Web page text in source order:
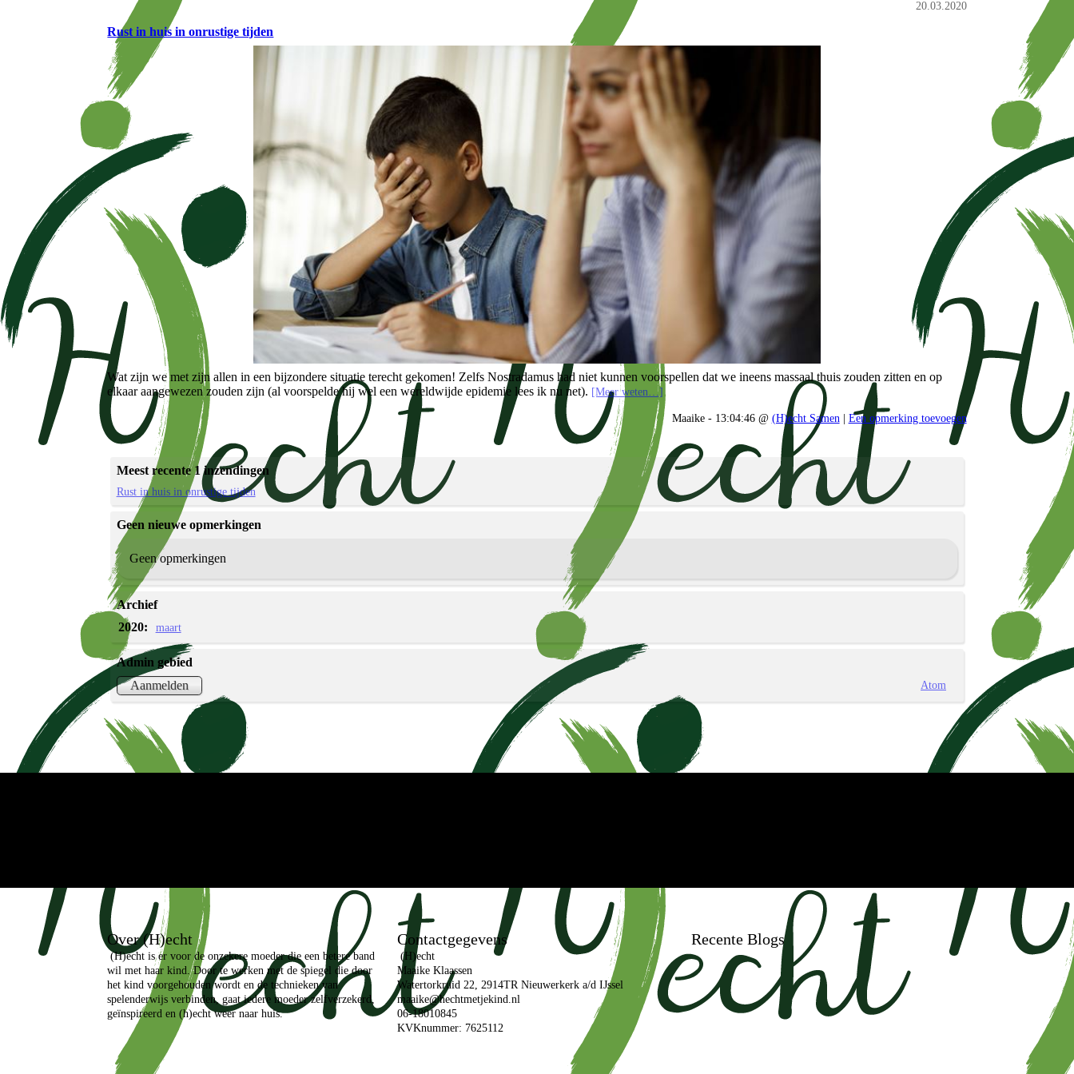
20.03.2020
Rust in huis in onrustige tijden
Wat zijn we met zijn allen in een bijzondere situatie terecht gekomen! Zelfs Nostradamus had niet kunnen voorspellen dat we ineens massaal thuis zouden zitten en op
elkaar aangewezen zouden zijn (al voorspelde hij wel een wereldwijde epidemie lees ik nu net). [Meer weten…]
Maaike - 13:04:46 @ (H)echt Samen | Een opmerking toevoegen
Meest recente 1 inzendingen
Rust in huis in onrustige tijden
Geen nieuwe opmerkingen
Geen opmerkingen
Archief
2020:
maart
Admin gebied
Aanmelden
Atom
Over (H)echt
(H)echt is er voor de onzekere moeder die een betere band
wil met haar kind. Door te werken met de spiegel die door
het kind voorgehouden wordt en de technieken van
spelenderwijs verbinden, gaat iedere moeder zelfverzekerd,
geïnspireerd en (h)echt weer naar huis.
Contactgegevens
(H)echt
Maaike Klaassen
Watertorkruid 22, 2914TR Nieuwerkerk a/d IJssel
maaike@hechtmetjekind.nl
06-18010845
KVKnummer: 7625112
Recente Blogs